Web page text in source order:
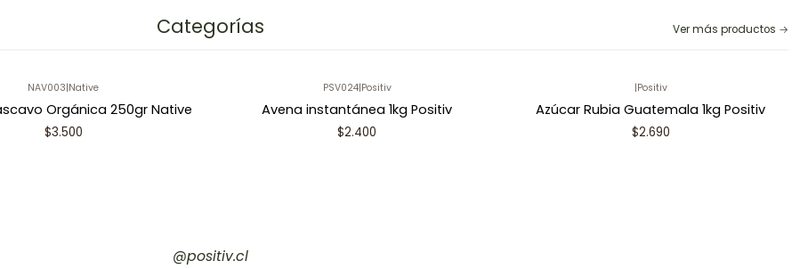
Categorías Ver más productos
NAV003|Native
Orgánica 250gr Native
$3.500
PSV024|Positiv
Avena instantánea 1kg Positiv
$2.400
|Positiv
Azúcar Rubia Guatemala 1kg Positiv
$2.690
@positiv.cl